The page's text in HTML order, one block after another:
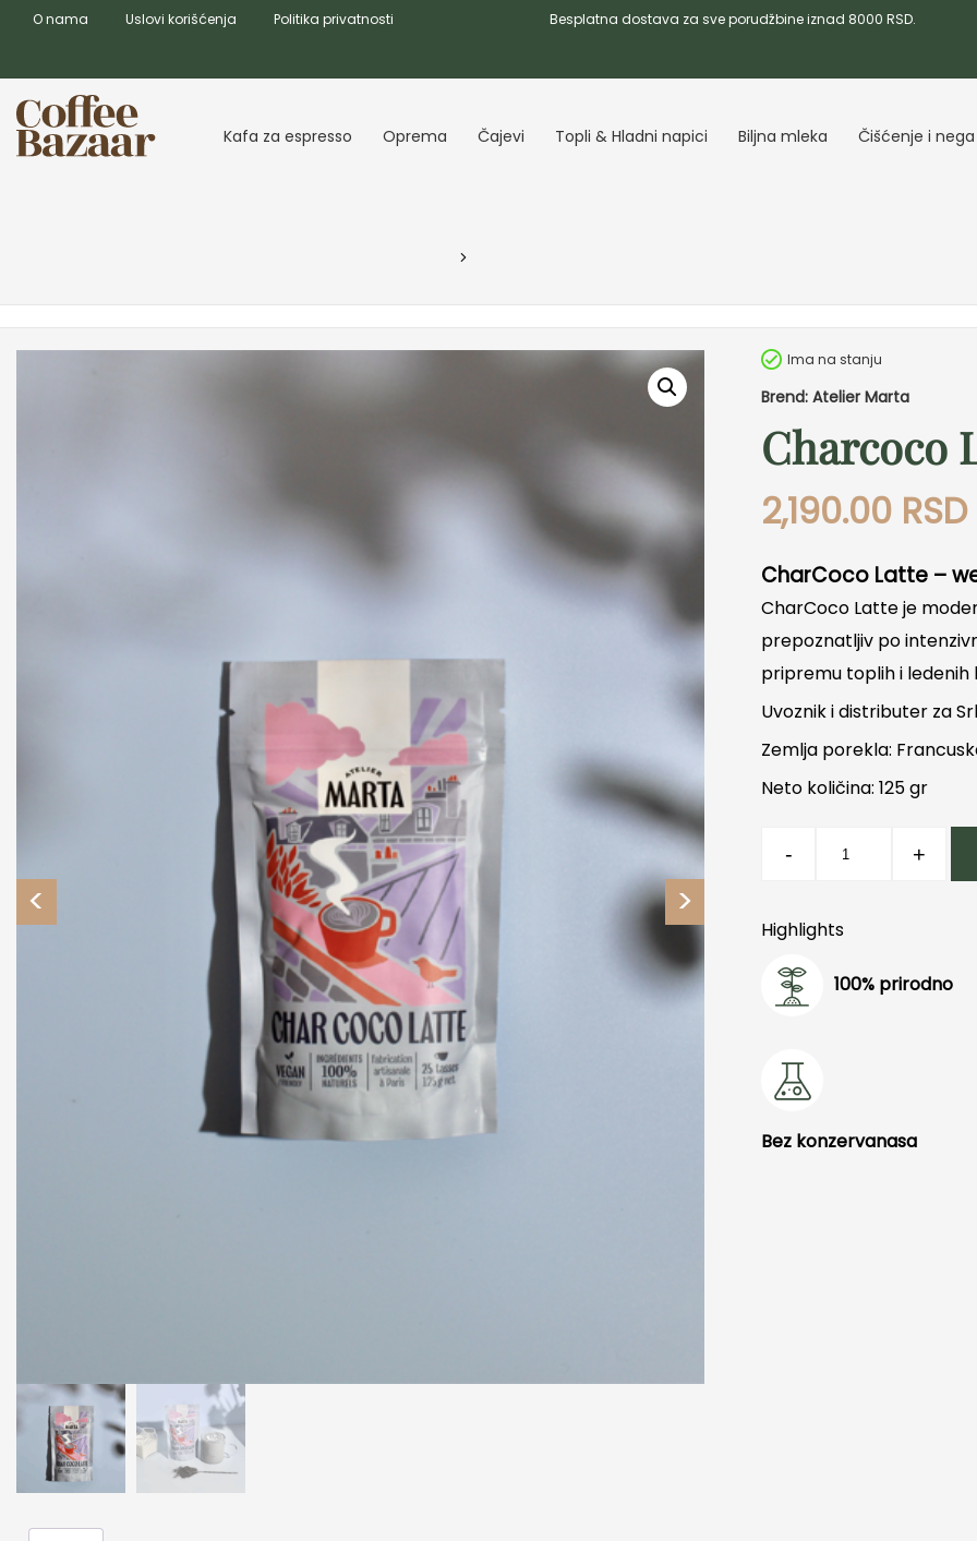
O nama Uslovi korišćenja Politika privatnosti Besplatna dostava za sve porudžbine iznad 8000 RSD.
Kafa za espresso Oprema Čajevi Topli & Hladni napici Biljna mleka Čišćenje i
Ima na stanju
Brend: Atelier Marta
Charcoco
2,190.00 RSD
CharCoco Latte –
CharCoco Latte je
prepoznatljiv po
pripremu toplih i
Uvoznik i distributer za
Zemlja porekla:
Neto količina: 125 gr
-
Marta
količina
+
Highlights
100% prirodno
Bez konzervanasa